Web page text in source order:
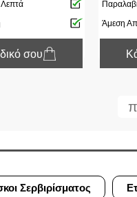
σου
Άμεση
Σερβιρίσματος